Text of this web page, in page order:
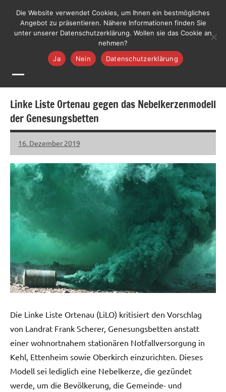
springen
LiLO
Liste
Lebenswerte
Ortenau
Jetzt mitmachen
Linke Liste Ortenau gegen das Nebelkerzenmodell
der Genesungsbetten
16. Dezember 2019
LiLO
Keine
Kommentare
Die Linke Liste Ortenau (LiLO) kritisiert den Vorschlag
von Landrat Frank Scherer, Genesungsbetten anstatt
einer wohnortnahem stationären Notfallversorgung in
Kehl, Ettenheim sowie Oberkirch einzurichten. Dieses
Modell sei lediglich eine Nebelkerze, die gezündet
werde, um die Bevölkerung, die Gemeinde- und
Die Website verwendet Cookies, um Ihnen ein bestmögliches
Angebot zu präsentieren. Nähere Informationen finden Sie
unter unserer Datenschutzerklärung. Wollen sie das Cookie an
nehmen?
Ja
Nein Datenschutzerklärung